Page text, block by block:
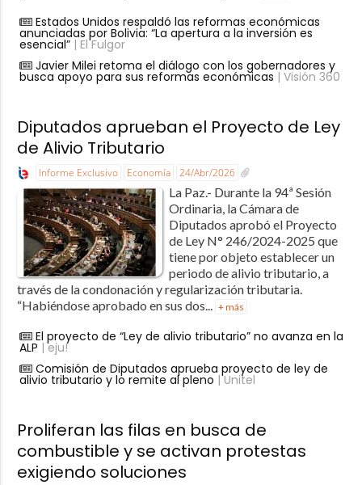
Estados Unidos respaldó las reformas económicas
anunciadas por Bolivia: “La apertura a la inversión es
esencial”| El Fulgor
Javier Milei retoma el diálogo con los gobernadores y
busca apoyo para sus reformas económicas | Visión 360
Diputados aprueban el Proyecto de Ley
de Alivio Tributario
Informe Exclusivo Economía 24/Abr/2026
La Paz.- Durante la 94ª Sesión
Ordinaria, la Cámara de
Diputados aprobó el Proyecto
de Ley N° 246/2024-2025 que
tiene por objeto establecer un
periodo de alivio tributario, a
través de la condonación y regularización tributaria.
“Habiéndose aprobado en sus dos... + más
El proyecto de “Ley de alivio tributario” no avanza en la
ALP | eju!
Comisión de Diputados aprueba proyecto de ley de
alivio tributario y lo remite al pleno | Unitel
Proliferan las filas en busca de
combustible y se activan protestas
exigiendo soluciones